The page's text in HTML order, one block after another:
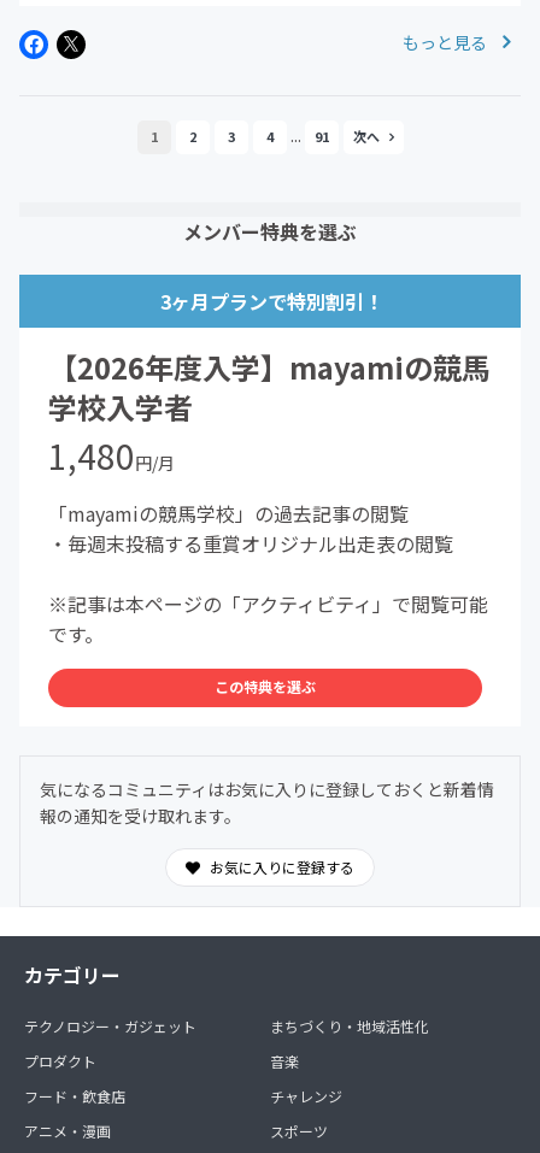
もっと見る
1 2 3 4 ... 91
メンバー特典を選ぶ
3ヶ月プランで特別割引！
【2026年度入学】mayamiの競馬
学校入学者
1,480円/月
「mayamiの競馬学校」の過去記事の閲覧
・毎週末投稿する重賞オリジナル出走表の閲覧
※記事は本ページの「アクティビティ」で閲覧可能
です。
この特典を選ぶ
気になるコミュニティはお気に入りに登録しておくと新着情
報の通知を受け取れます。
お気に入りに登録する
カテゴリー
テクノロジー・ガジェット
プロダクト
フード・飲食店
アニメ・漫画
まちづくり・地域活性化
音楽
チャレンジ
スポーツ